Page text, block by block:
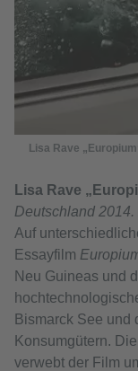
Lisa Rave
Lisa Rave
Deutschland 2014.
Auf
Essayfilm
Neu Guineas und
Bismarck See und
Konsumgütern.
verwebt der Film